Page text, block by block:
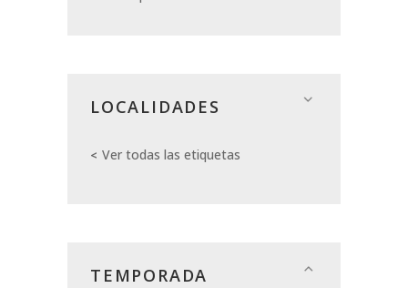
LOCALIDADES
Ver todas las etiquetas
TEMPORADA